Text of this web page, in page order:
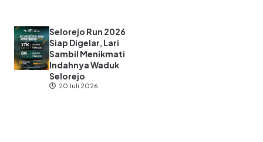
Selorejo Run 2026
Siap Digelar, Lari
Sambil Menikmati
Indahnya Waduk
Selorejo
20 Juli 2026